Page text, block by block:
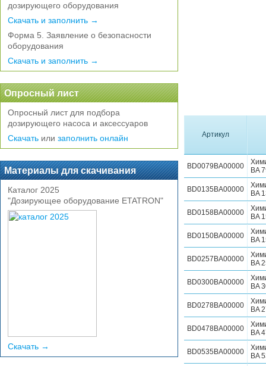
Артикул
BD0079BA00000
BA
BD0135BA00000
BA
BD0158BA00000
BA
BD0150BA00000
BA
BD0257BA00000
BA
BD0300BA00000
BA
BD0278BA00000
BA
BD0478BA00000
BA
BD0535BA00000
BA
дозирующего оборудования
Скачать и заполнить →
Форма 5. Заявление о безопасности
оборудования
Скачать и заполнить →
Опросный лист
Опросный лист для подбора
дозирующего насоса и аксессуаров
Скачать или заполнить онлайн
Материалы для скачивания
Каталог 2025
"Дозирующее оборудование ETATRON"
Скачать →